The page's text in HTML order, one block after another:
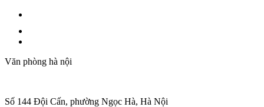
Văn phòng hà nội
Số 144 Đội Cấn, phường Ngọc Hà, Hà Nội